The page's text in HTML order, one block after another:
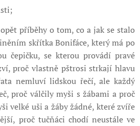
příběhy o tom, co a jak se stalo
skřítka Bonifáce, který má po
čepičku, se kterou provádí pravé
proč vlastně pštrosi strkají hlavu
nemluví lidskou řečí, ale každý
proč válčily myši s žábami a proč
velké uši a žáby žádné, které zvíře
proč tučňáci chodí neustále ve